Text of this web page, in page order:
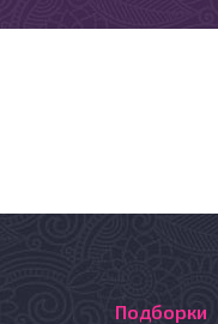
Подборки